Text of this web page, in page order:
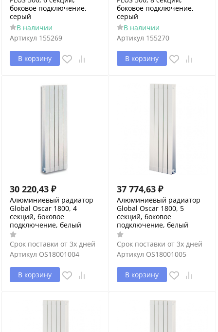
боковое подключение,
серый
В наличии
Артикул 155269
В корзину
боковое подключение,
серый
В наличии
Артикул 155270
В корзину
30 220,43 ₽
Алюминиевый радиатор
Global Oscar 1800, 4
секций, боковое
подключение, белый
Срок поставки от 3х дней
Артикул OS18001004
В корзину
37 774,63 ₽
Алюминиевый радиатор
Global Oscar 1800, 5
секций, боковое
подключение, белый
Срок поставки от 3х дней
Артикул OS18001005
В корзину